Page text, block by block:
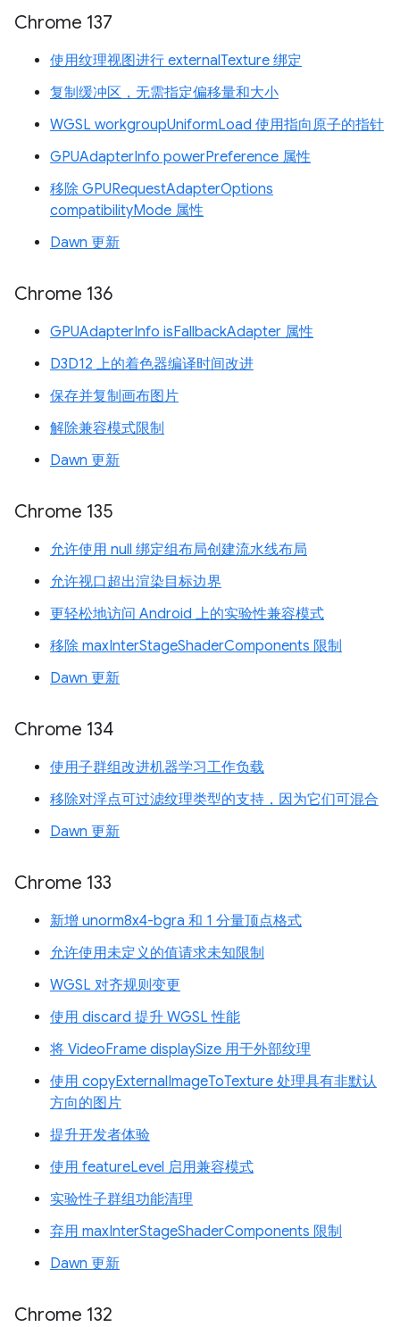
Chrome 137
使用纹理视图进行 externalTexture 绑定
复制缓冲区，无需指定偏移量和大小
WGSL workgroupUniformLoad 使用指向原子的指针
GPUAdapterInfo powerPreference 属性
移除 GPURequestAdapterOptions
compatibilityMode 属性
Dawn 更新
Chrome 136
GPUAdapterInfo isFallbackAdapter 属性
D3D12 上的着色器编译时间改进
保存并复制画布图片
解除兼容模式限制
Dawn 更新
Chrome 135
允许使用 null 绑定组布局创建流水线布局
允许视口超出渲染目标边界
更轻松地访问 Android 上的实验性兼容模式
移除 maxInterStageShaderComponents 限制
Dawn 更新
Chrome 134
使用子群组改进机器学习工作负载
移除对浮点可过滤纹理类型的支持，因为它们可混合
Dawn 更新
Chrome 133
新增 unorm8x4-bgra 和 1 分量顶点格式
允许使用未定义的值请求未知限制
WGSL 对齐规则变更
使用 discard 提升 WGSL 性能
将 VideoFrame displaySize 用于外部纹理
使用 copyExternalImageToTexture 处理具有非默认
方向的图片
提升开发者体验
使用 featureLevel 启用兼容模式
实验性子群组功能清理
弃用 maxInterStageShaderComponents 限制
Dawn 更新
Chrome 132